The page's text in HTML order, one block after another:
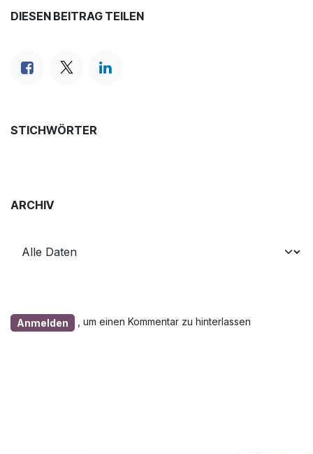
DIESEN BEITRAG TEILEN
STICHWÖRTER
ARCHIV
Anmelden , um einen Kommentar zu hinterlassen